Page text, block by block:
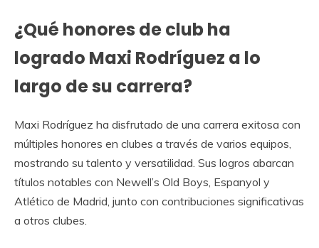
¿Qué honores de club ha
logrado Maxi Rodríguez a lo
largo de su carrera?
Maxi Rodríguez ha disfrutado de una carrera exitosa con
múltiples honores en clubes a través de varios equipos,
mostrando su talento y versatilidad. Sus logros abarcan
títulos notables con Newell’s Old Boys, Espanyol y
Atlético de Madrid, junto con contribuciones significativas
a otros clubes.